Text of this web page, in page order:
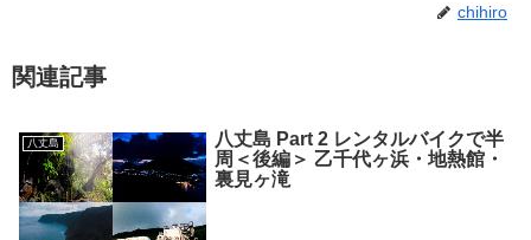
chihiro
関連記事
八丈島
八丈島 Part 2 レンタルバイクで半
周＜後編＞ 乙千代ヶ浜・地熱館・
裏見ヶ滝